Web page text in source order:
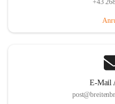
+43
E-Mail